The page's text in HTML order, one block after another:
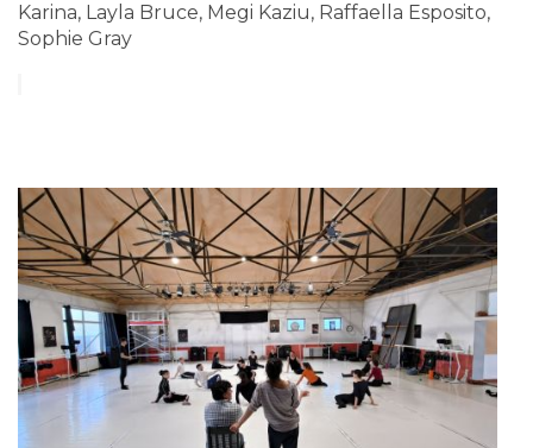
Karina, Layla Bruce, Megi Kaziu, Raffaella Esposito,
Sophie Gray